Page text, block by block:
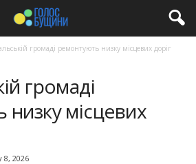
громаді ремонтують низку місцевих доріг
громаді
місцевих
8, 2026